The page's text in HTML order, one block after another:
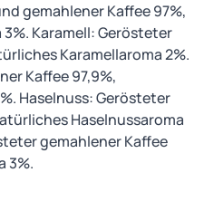
gemahlener Kaffee 97%,
Karamell: Gerösteter
Karamellaroma 2%.
Kaffee 97,9%,
Haselnuss: Gerösteter
Haselnussaroma
gemahlener Kaffee
3%.